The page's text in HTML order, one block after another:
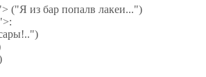
("Я из бар попалв лакеи...")